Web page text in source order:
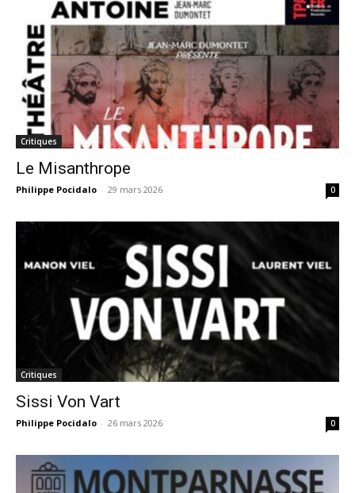
Critiques
Le Misanthrope
Philippe Pocidalo - 29 mars 2026 0
Critiques
Sissi Von Vart
Philippe Pocidalo - 26 mars 2026 0